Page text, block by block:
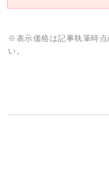
※表示価格は記事執筆時点
い。